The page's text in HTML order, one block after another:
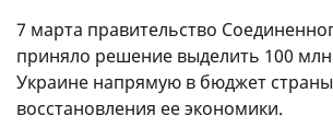
7 марта правительство
приняло решение выделить 100
Украине напрямую в бюджет
восстановления ее экономики.